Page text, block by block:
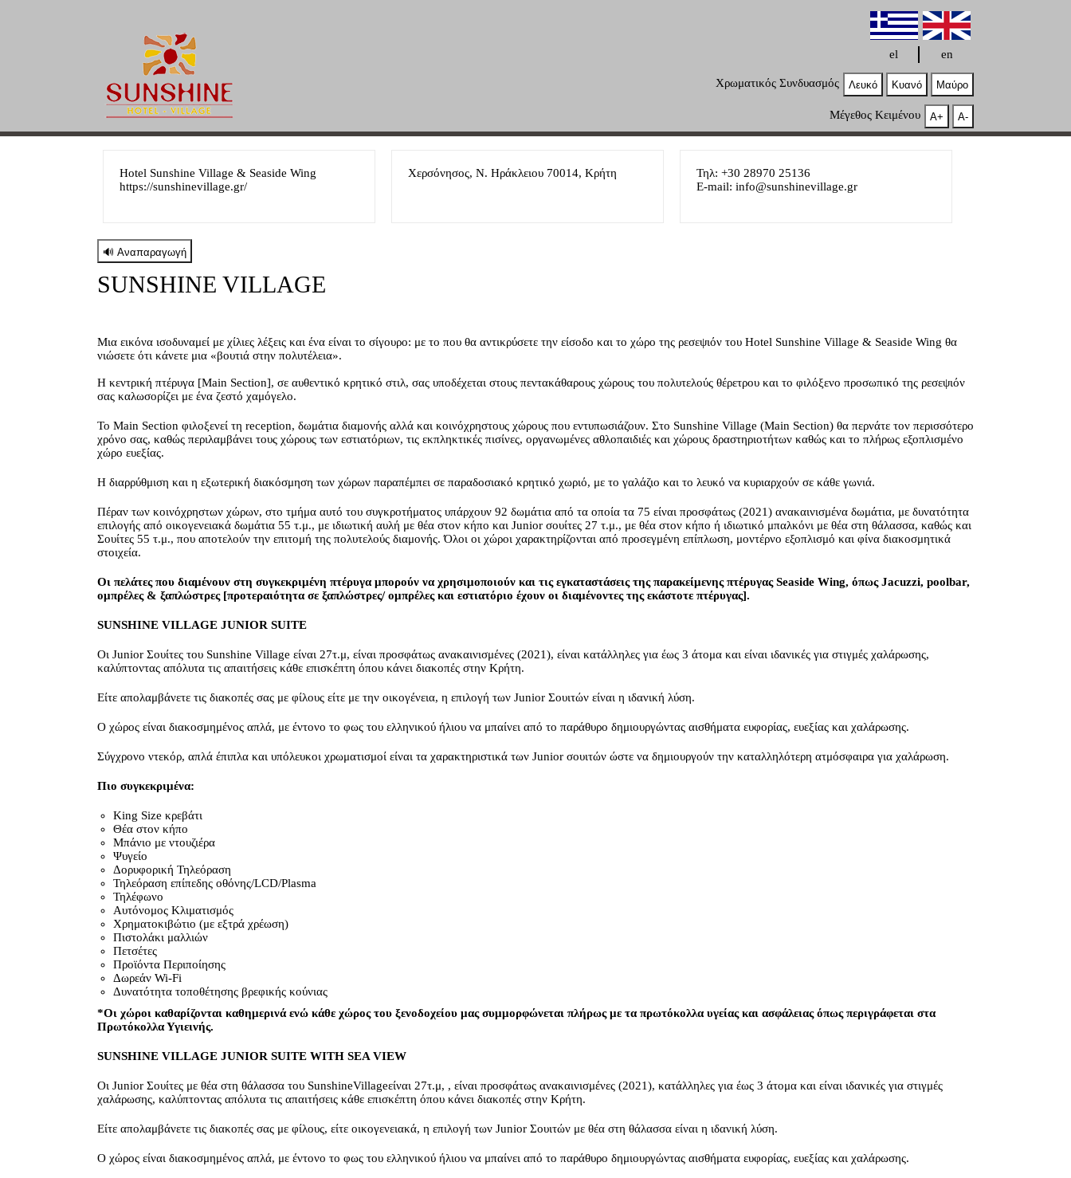
el en
Χρωματικός Συνδυασμός Λευκό Κυανό Μαύρο
Μέγεθος Κειμένου A+ A-
Hotel Sunshine Village & Seaside Wing
https://sunshinevillage.gr/
Χερσόνησος, Ν. Ηράκλειου 70014, Κρήτη
Τηλ: +30 28970 25136
E-mail: info@sunshinevillage.gr
SUNSHINE VILLAGE
Μια εικόνα ισοδυναμεί με χίλιες λέξεις και ένα είναι το σίγουρο: με το που θα αντικρύσετε την είσοδο και το χώρο της ρεσεψιόν του Hotel Sunshine Village & Seaside Wing θα
νιώσετε ότι κάνετε μια «βουτιά στην πολυτέλεια».
Η κεντρική πτέρυγα [Main Section], σε αυθεντικό κρητικό στιλ, σας υποδέχεται στους πεντακάθαρους χώρους του πολυτελούς θέρετρου και το φιλόξενο προσωπικό της ρεσεψιόν
σας καλωσορίζει με ένα ζεστό χαμόγελο.
Το Main Section φιλοξενεί τη reception, δωμάτια διαμονής αλλά και κοινόχρηστους χώρους που εντυπωσιάζουν. Στο Sunshine Village (Main Section) θα περνάτε τον περισσότερο
χρόνο σας, καθώς περιλαμβάνει τους χώρους των εστιατόριων, τις εκπληκτικές πισίνες, οργανωμένες αθλοπαιδιές και χώρους δραστηριοτήτων καθώς και το πλήρως εξοπλισμένο
χώρο ευεξίας.
Η διαρρύθμιση και η εξωτερική διακόσμηση των χώρων παραπέμπει σε παραδοσιακό κρητικό χωριό, με το γαλάζιο και το λευκό να κυριαρχούν σε κάθε γωνιά.
Πέραν των κοινόχρηστων χώρων, στο τμήμα αυτό του συγκροτήματος υπάρχουν 92 δωμάτια από τα οποία τα 75 είναι προσφάτως (2021) ανακαινισμένα δωμάτια, με δυνατότητα
επιλογής από οικογενειακά δωμάτια 55 τ.μ., με ιδιωτική αυλή με θέα στον κήπο και Junior σουίτες 27 τ.μ., με θέα στον κήπο ή ιδιωτικό μπαλκόνι με θέα στη θάλασσα, καθώς και
Σουίτες 55 τ.μ., που αποτελούν την επιτομή της πολυτελούς διαμονής. Όλοι οι χώροι χαρακτηρίζονται από προσεγμένη επίπλωση, μοντέρνο εξοπλισμό και φίνα διακοσμητικά
στοιχεία.
Οι πελάτες που διαμένουν στη συγκεκριμένη πτέρυγα μπορούν να χρησιμοποιούν και τις εγκαταστάσεις της παρακείμενης πτέρυγας Seaside Wing, όπως Jacuzzi, poolbar,
ομπρέλες & ξαπλώστρες [προτεραιότητα σε ξαπλώστρες/ ομπρέλες και εστιατόριο έχουν οι διαμένοντες της εκάστοτε πτέρυγας].
SUNSHINE VILLAGE JUNIOR SUITE
Οι Junior Σουίτες του Sunshine Village είναι 27τ.μ, είναι προσφάτως ανακαινισμένες (2021), είναι κατάλληλες για έως 3 άτομα και είναι ιδανικές για στιγμές χαλάρωσης,
καλύπτοντας απόλυτα τις απαιτήσεις κάθε επισκέπτη όπου κάνει διακοπές στην Κρήτη.
Είτε απολαμβάνετε τις διακοπές σας με φίλους είτε με την οικογένεια, η επιλογή των Junior Σουιτών είναι η ιδανική λύση.
Ο χώρος είναι διακοσμημένος απλά, με έντονο το φως του ελληνικού ήλιου να μπαίνει από το παράθυρο δημιουργώντας αισθήματα ευφορίας, ευεξίας και χαλάρωσης.
Σύγχρονο ντεκόρ, απλά έπιπλα και υπόλευκοι χρωματισμοί είναι τα χαρακτηριστικά των Junior σουιτών ώστε να δημιουργούν την καταλληλότερη ατμόσφαιρα για χαλάρωση.
Πιο συγκεκριμένα:
King Size κρεβάτι
Θέα στον κήπο
Μπάνιο με ντουζιέρα
Ψυγείο
Δορυφορική Τηλεόραση
Τηλεόραση επίπεδης οθόνης/LCD/Plasma
Τηλέφωνο
Αυτόνομος Κλιματισμός
Χρηματοκιβώτιο (με εξτρά χρέωση)
Πιστολάκι μαλλιών
Πετσέτες
Προϊόντα Περιποίησης
Δωρεάν Wi-Fi
Δυνατότητα τοποθέτησης βρεφικής κούνιας
*Οι χώροι καθαρίζονται καθημερινά ενώ κάθε χώρος του ξενοδοχείου μας συμμορφώνεται πλήρως με τα πρωτόκολλα υγείας και ασφάλειας όπως περιγράφεται στα
Πρωτόκολλα Υγιεινής.
SUNSHINE VILLAGE JUNIOR SUITE WITH SEA VIEW
Οι Junior Σουίτες με θέα στη θάλασσα του SunshineVillageείναι 27τ.μ, , είναι προσφάτως ανακαινισμένες (2021), κατάλληλες για έως 3 άτομα και είναι ιδανικές για στιγμές
χαλάρωσης, καλύπτοντας απόλυτα τις απαιτήσεις κάθε επισκέπτη όπου κάνει διακοπές στην Κρήτη.
Είτε απολαμβάνετε τις διακοπές σας με φίλους, είτε οικογενειακά, η επιλογή των Junior Σουιτών με θέα στη θάλασσα είναι η ιδανική λύση.
Ο χώρος είναι διακοσμημένος απλά, με έντονο το φως του ελληνικού ήλιου να μπαίνει από το παράθυρο δημιουργώντας αισθήματα ευφορίας, ευεξίας και χαλάρωσης.